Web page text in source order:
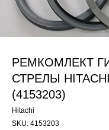
РЕМКОМЛЕКТ
СТРЕЛЫ
(4153203)
Hitachi
SKU: 4153203